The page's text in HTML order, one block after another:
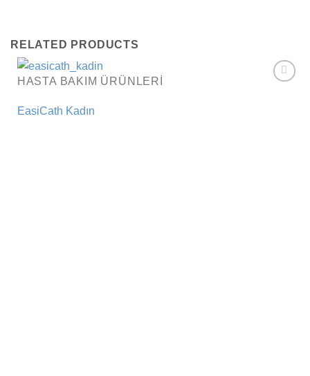
RELATED PRODUCTS
HASTA BAKIM ÜRÜNLERI
EasiCath Kadın